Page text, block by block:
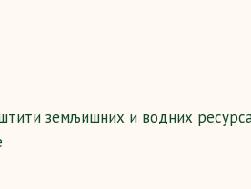
земљишних и водних